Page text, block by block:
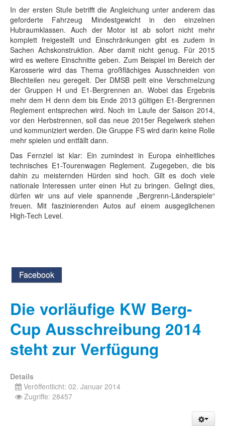
In der ersten Stufe betrifft die Angleichung unter anderem das
geforderte Fahrzeug Mindestgewicht in den einzelnen
Hubraumklassen. Auch der Motor ist ab sofort nicht mehr
komplett freigestellt und Einschränkungen gibt es zudem in
Sachen Achskonstruktion. Aber damit nicht genug. Für 2015
wird es weitere Einschnitte geben. Zum Beispiel im Bereich der
Karosserie wird das Thema großflächiges Ausschneiden von
Blechteilen neu geregelt. Der DMSB peilt eine Verschmelzung
der Gruppen H und E1-Bergrennen an. Wobei das Ergebnis
mehr dem H denn dem bis Ende 2013 gültigen E1-Bergrennen
Reglement entsprechen wird. Noch im Laufe der Saison 2014,
vor den Herbstrennen, soll das neue 2015er Regelwerk stehen
und kommuniziert werden. Die Gruppe FS wird darin keine Rolle
mehr spielen und entfällt dann.
Das Fernziel ist klar: Ein zumindest in Europa einheitliches
technisches E1-Tourenwagen Reglement. Zugegeben, die bis
dahin zu meisternden Hürden sind hoch. Gilt es doch viele
nationale Interessen unter einen Hut zu bringen. Gelingt dies,
dürfen wir uns auf viele spannende „Bergrenn-Länderspiele“
freuen. Mit faszinierenden Autos auf einem ausgeglichenen
High-Tech Level.
Facebook
Die vorläufige KW Berg-
Cup Ausschreibung 2014
steht zur Verfügung
Details
Veröffentlicht: 02. Januar 2014
Zugriffe: 28457